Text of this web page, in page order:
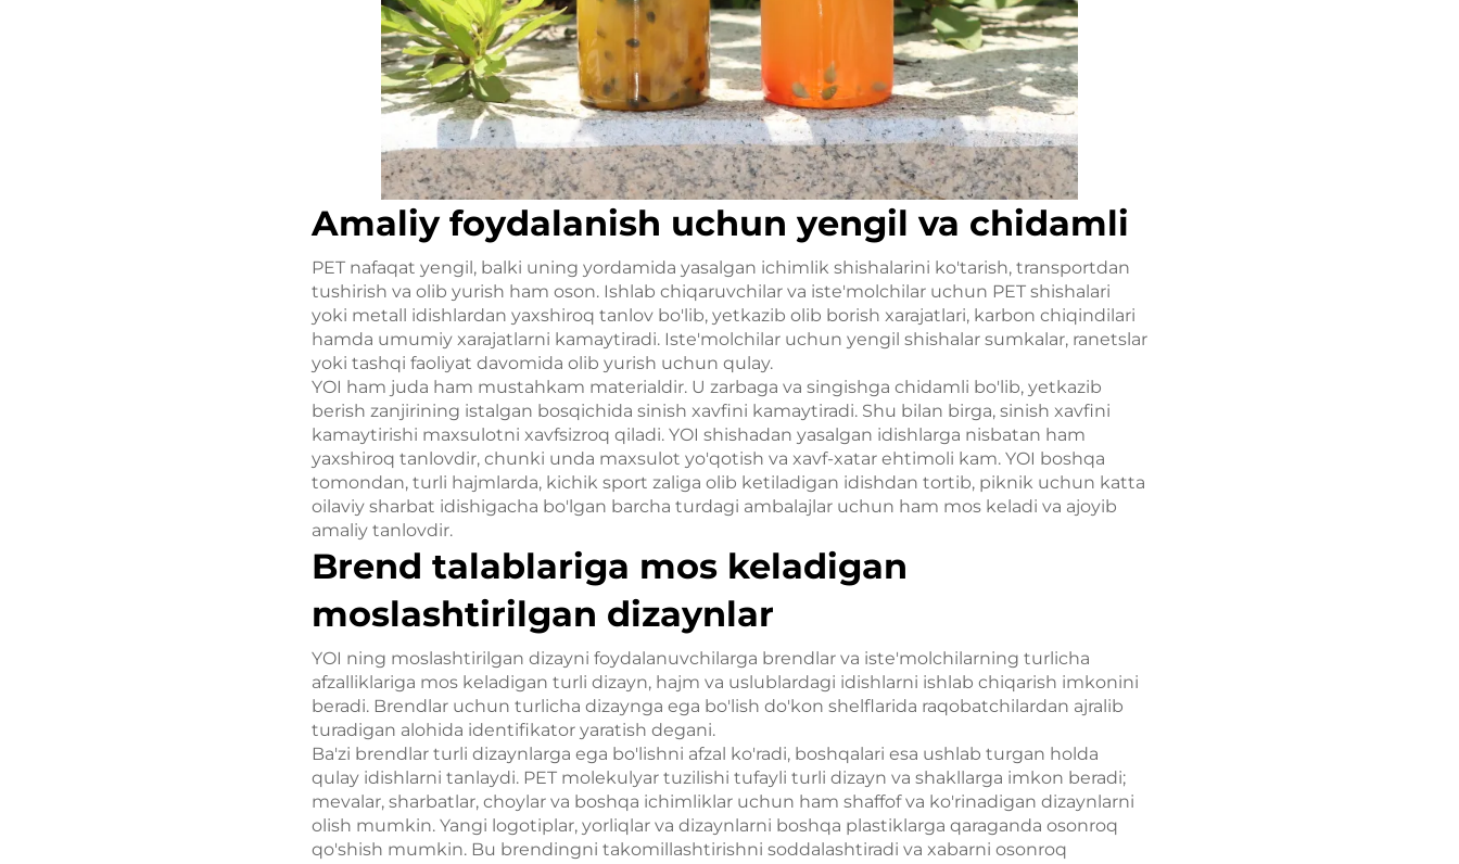
Amaliy foydalanish uchun yengil va chidamli
PET nafaqat yengil, balki uning yordamida yasalgan ichimlik shishalarini ko'tarish, transportdan
tushirish va olib yurish ham oson. Ishlab chiqaruvchilar va iste'molchilar uchun PET shishalari
yoki metall idishlardan yaxshiroq tanlov bo'lib, yetkazib olib borish xarajatlari, karbon chiqindilari
hamda umumiy xarajatlarni kamaytiradi. Iste'molchilar uchun yengil shishalar sumkalar, ranetslar
yoki tashqi faoliyat davomida olib yurish uchun qulay.
YOI ham juda ham mustahkam materialdir. U zarbaga va singishga chidamli bo'lib, yetkazib
berish zanjirining istalgan bosqichida sinish xavfini kamaytiradi. Shu bilan birga, sinish xavfini
kamaytirishi maxsulotni xavfsizroq qiladi. YOI shishadan yasalgan idishlarga nisbatan ham
yaxshiroq tanlovdir, chunki unda maxsulot yo'qotish va xavf-xatar ehtimoli kam. YOI boshqa
tomondan, turli hajmlarda, kichik sport zaliga olib ketiladigan idishdan tortib, piknik uchun katta
oilaviy sharbat idishigacha bo'lgan barcha turdagi ambalajlar uchun ham mos keladi va ajoyib
amaliy tanlovdir.
Brend talablariga mos keladigan
moslashtirilgan dizaynlar
YOI ning moslashtirilgan dizayni foydalanuvchilarga brendlar va iste'molchilarning turlicha
afzalliklariga mos keladigan turli dizayn, hajm va uslublardagi idishlarni ishlab chiqarish imkonini
beradi. Brendlar uchun turlicha dizaynga ega bo'lish do'kon shelflarida raqobatchilardan ajralib
turadigan alohida identifikator yaratish degani.
Ba'zi brendlar turli dizaynlarga ega bo'lishni afzal ko'radi, boshqalari esa ushlab turgan holda
qulay idishlarni tanlaydi. PET molekulyar tuzilishi tufayli turli dizayn va shakllarga imkon beradi;
mevalar, sharbatlar, choylar va boshqa ichimliklar uchun ham shaffof va ko'rinadigan dizaynlarni
olish mumkin. Yangi logotiplar, yorliqlar va dizaynlarni boshqa plastiklarga qaraganda osonroq
qo'shish mumkin. Bu brendingni takomillashtirishni soddalashtiradi va xabarni osonroq